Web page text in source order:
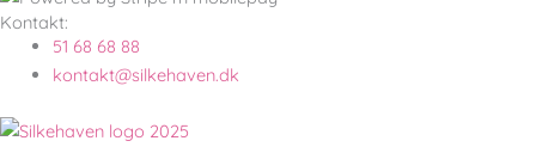
Kontakt:
51 68 68 88
kontakt@silkehaven.dk